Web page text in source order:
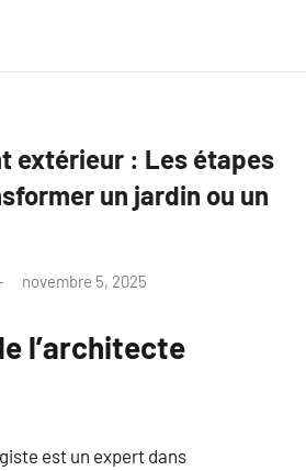
extérieur : Les étapes
un jardin ou un
novembre 5, 2025
l’architecte
est un expert dans